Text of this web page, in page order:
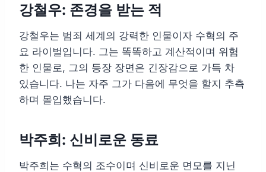
강철우: 존경을 받는 적
강철우는 범죄 세계의 강력한 인물이자 수혁의 주
요 라이벌입니다. 그는 똑똑하고 계산적이며 위험
한 인물로, 그의 등장 장면은 긴장감으로 가득 차
있습니다. 나는 자주 그가 다음에 무엇을 할지 추측
하며 몰입했습니다.
박주희: 신비로운 동료
박주희는 수혁의 조수이며 신비로운 면모를 지닌